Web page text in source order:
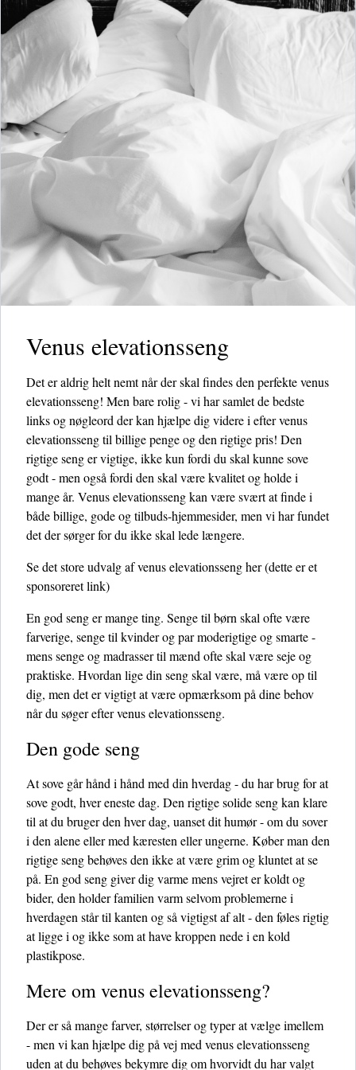
Venus elevationsseng
Det er aldrig helt nemt når der skal findes den perfekte venus
elevationsseng! Men bare rolig - vi har samlet de bedste
links og nøgleord der kan hjælpe dig videre i efter venus
elevationsseng til billige penge og den rigtige pris! Den
rigtige seng er vigtige, ikke kun fordi du skal kunne sove
godt - men også fordi den skal være kvalitet og holde i
mange år. Venus elevationsseng kan være svært at finde i
både billige, gode og tilbuds-hjemmesider, men vi har fundet
det der sørger for du ikke skal lede længere.
Se det store udvalg af venus elevationsseng her(dette er et
sponsoreret link)
En god seng er mange ting. Senge til børn skal ofte være
farverige, senge til kvinder og par moderigtige og smarte -
mens senge og madrasser til mænd ofte skal være seje og
praktiske. Hvordan lige din seng skal være, må være op til
dig, men det er vigtigt at være opmærksom på dine behov
når du søger efter venus elevationsseng.
Den gode seng
At sove går hånd i hånd med din hverdag - du har brug for at
sove godt, hver eneste dag. Den rigtige solide seng kan klare
til at du bruger den hver dag, uanset dit humør - om du sover
i den alene eller med kæresten eller ungerne. Køber man den
rigtige seng behøves den ikke at være grim og kluntet at se
på. En god seng giver dig varme mens vejret er koldt og
bider, den holder familien varm selvom problemerne i
hverdagen står til kanten og så vigtigst af alt - den føles rigtig
at ligge i og ikke som at have kroppen nede i en kold
plastikpose.
Mere om venus elevationsseng?
Der er så mange farver, størrelser og typer at vælge imellem
- men vi kan hjælpe dig på vej med venus elevationsseng
uden at du behøves bekymre dig om hvorvidt du har valgt